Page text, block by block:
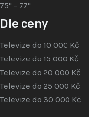
75" - 77"
Dle ceny
Televize do 10 000 Kč
Televize do 15 000 Kč
Televize do 20 000 Kč
Televize do 25 000 Kč
Televize do 30 000 Kč